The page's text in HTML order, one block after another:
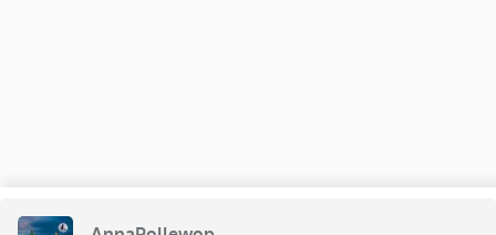
maar mijn vriendin heeft het er erg zwaar mee en weet niet